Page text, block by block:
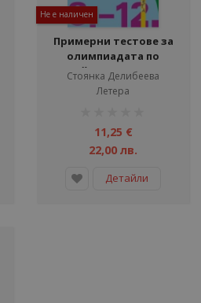
Не е наличен
Примерни тестове за
олимпиадата по
английски език за 8., 9.,
10., 11. и 12. клас - 2024 г. -
По учебната програма
Стоянка Делибеева
Летера
11,25 €
22,00 лв.
Детайли